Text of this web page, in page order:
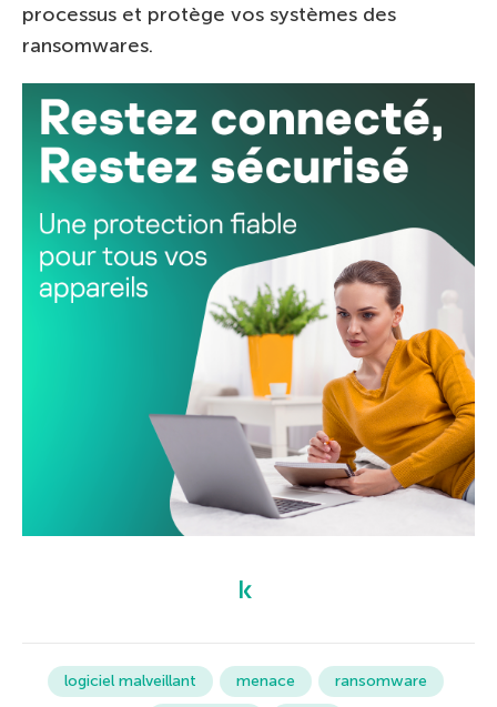
processus et protège vos systèmes des
ransomwares.
logiciel malveillant menace
ransomware